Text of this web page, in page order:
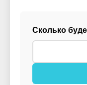
Сколько